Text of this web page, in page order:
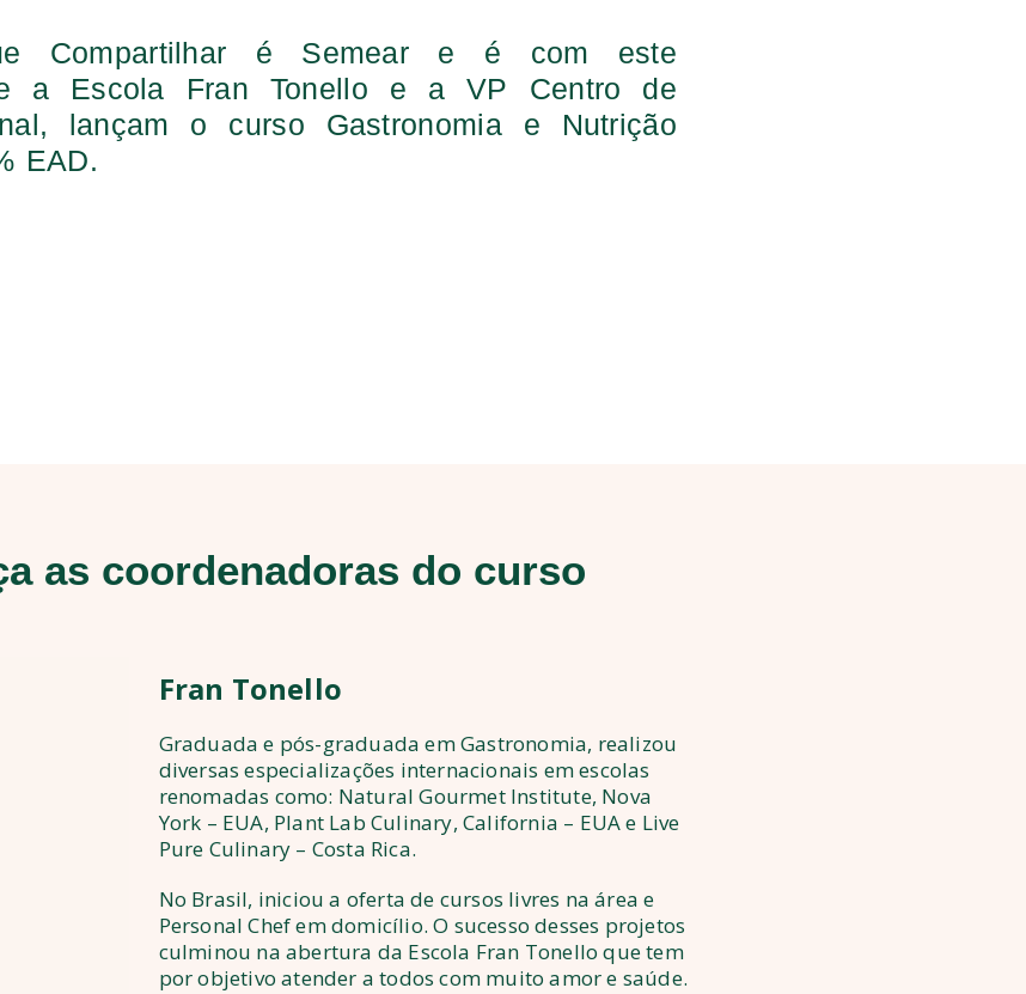
Compartilhar é Semear e é com este
a Escola Fran Tonello e a VP Centro de
lançam o curso Gastronomia e Nutrição
EAD.
as coordenadoras do curso
Fran Tonello
Graduada e pós-graduada em Gastronomia, realizou
diversas especializações internacionais em escolas
renomadas como: Natural Gourmet Institute, Nova
York – EUA, Plant Lab Culinary, California – EUA e Live
Pure Culinary – Costa Rica.
No Brasil, iniciou a oferta de cursos livres na área e
Personal Chef em domicílio. O sucesso desses projetos
culminou na abertura da Escola Fran Tonello que tem
por objetivo atender a todos com muito amor e saúde.